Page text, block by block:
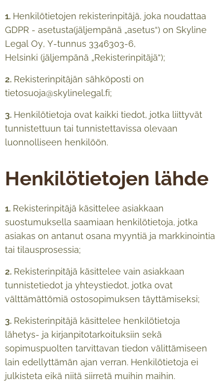
1. Henkilötietojen rekisterinpitäjä, joka noudattaa
GDPR - asetusta(jäljempänä „asetus“) on Skyline
Legal Oy, Y-tunnus 3346303-6,
Helsinki (jäljempänä „Rekisterinpitäjä“);
2. Rekisterinpitäjän sähköposti on
tietosuoja@skylinelegal.fi;
3. Henkilötietoja ovat kaikki tiedot, jotka liittyvät
tunnistettuun tai tunnistettavissa olevaan
luonnolliseen henkilöön.
Henkilötietojen lähde
1. Rekisterinpitäjä käsittelee asiakkaan
suostumuksella saamiaan henkilötietoja, jotka
asiakas on antanut osana myyntiä ja markkinointia
tai tilausprosessia;
2. Rekisterinpitäjä käsittelee vain asiakkaan
tunnistetiedot ja yhteystiedot, jotka ovat
välttämättömiä ostosopimuksen täyttämiseksi;
3. Rekisterinpitäjä käsittelee henkilötietoja
lähetys- ja kirjanpitotarkoituksiin sekä
sopimuspuolten tarvittavan tiedon välittämiseen
lain edellyttämän ajan verran. Henkilötietoja ei
julkisteta eikä niitä siirretä muihin maihin.